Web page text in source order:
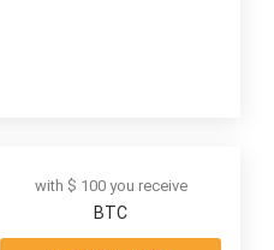
with $ 100 you receive
BTC